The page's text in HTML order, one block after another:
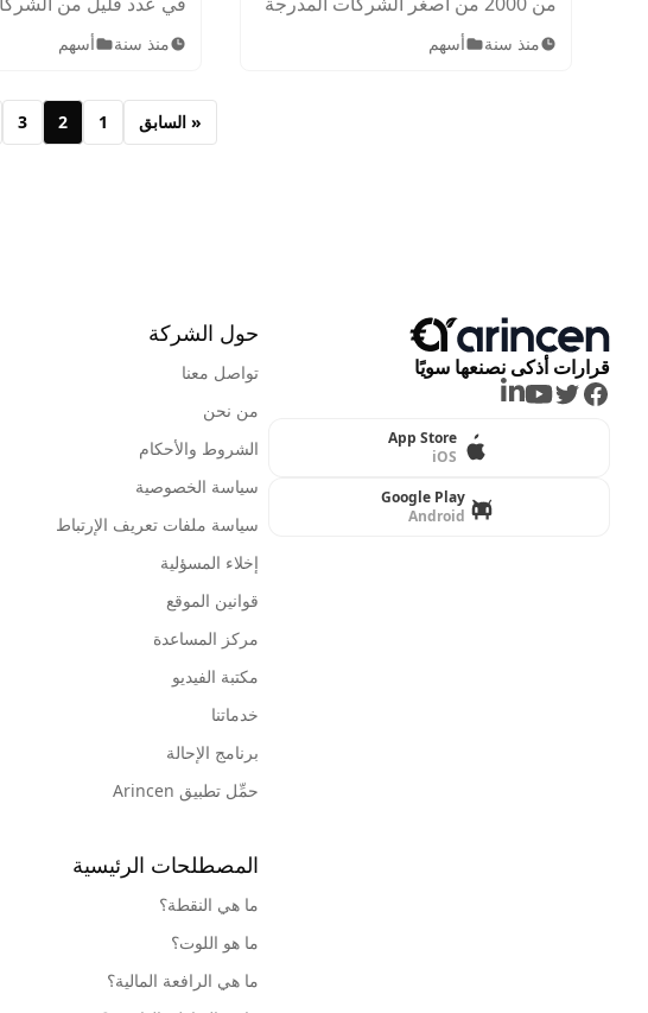
في البورصة في الولايات المتحدة.
تعرف عليه بشكل شامل واعرف كيف
منذ سنة أسهم
يتم تسعيرها بشكل جيد.
كيفية اختيار وارن
منذ سنة أسهم
« السابق 1
2
3
قرارات أذكى نصنعها سويًا
Facebook
Twitter
Youtube
LinkedIn
App Store
iOS
Google Play
Android
حول الشركة
تواصل معنا
من نحن
الشروط والأحكام
سياسة الخصوصية
سياسة ملفات تعريف الإرتباط
إخلاء المسؤلية
قوانين الموقع
مركز المساعدة
مكتبة الفيديو
خدماتنا
برنامج الإحالة
حمِّل تطبيق Arincen
المصطلحات الرئيسية
ما هي النقطة؟
ما هو اللوت؟
ما هي الرافعة المالية؟